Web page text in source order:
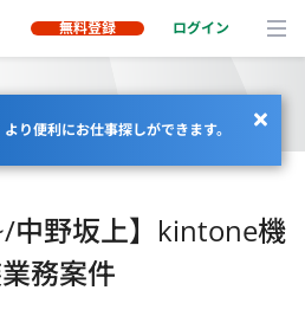
無料登録 ログイン
り便利にお仕事探しができます。
中野坂上】kintone機
務案件